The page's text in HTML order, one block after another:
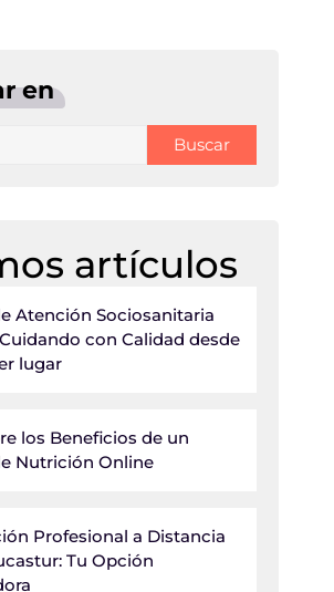
en
Buscar
artículos
Atención Sociosanitaria
con Calidad desde
lugar
los Beneficios de un
Nutrición Online
Profesional a Distancia
Tu Opción